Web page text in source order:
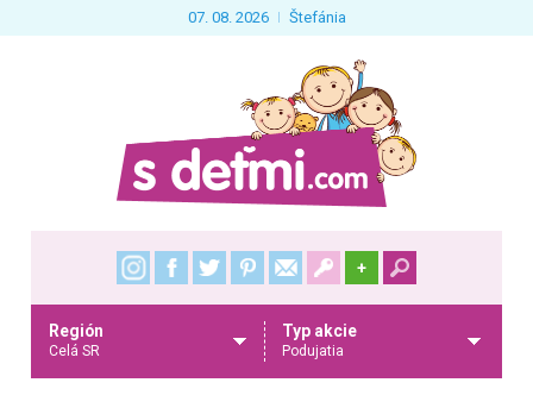
07. 08. 2026 Štefánia
+
Región
Celá SR
Typ akcie
Podujatia